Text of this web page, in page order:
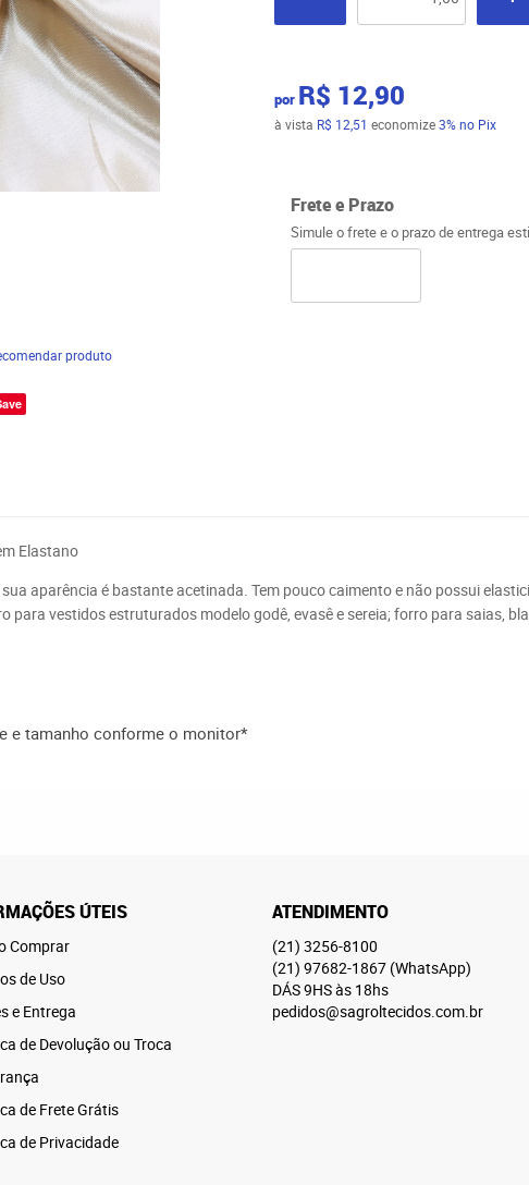
produto
por R$ 12,90
à vista R$ 12,51 economize3% no Pix
Frete e Prazo
Simule o frete e o prazo de entrega
Elastano
sua aparência é bastante acetinada. Tem pouco caimento e não possui
para vestidos estruturados modelo godê, evasê e sereia;forro para saias,
e tamanho conforme o monitor*
ÚTEIS
Comprar
de Uso
e Entrega
de Devolução ou Troca
de Frete Grátis
de Privacidade
ATENDIMENTO
(21) 3256-8100
(21) 97682-1867 (WhatsApp)
DÁS 9HS às 18hs
pedidos@sagroltecidos.com.br